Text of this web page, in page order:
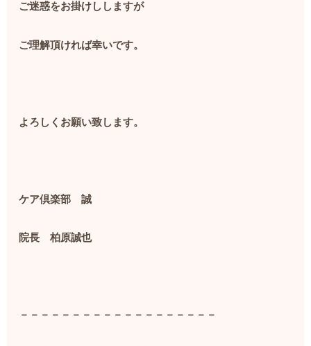
ご迷惑をお掛けししますが
ご理解頂ければ幸いです。
よろしくお願い致します。
ケア倶楽部 誠
院長 柏原誠也
－－－－－－－－－－－－－－－－－－－